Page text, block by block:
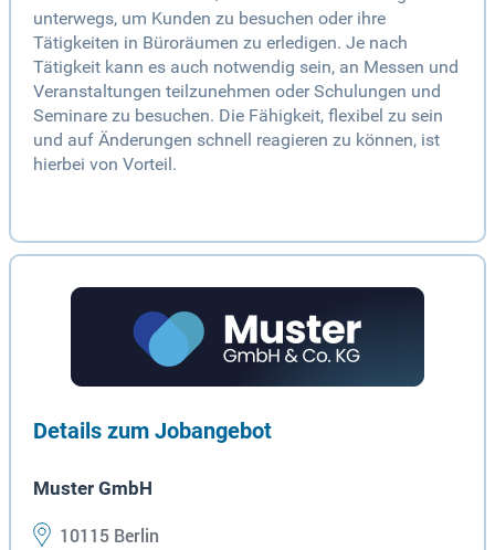
unterwegs, um Kunden zu besuchen oder ihre
Tätigkeiten in Büroräumen zu erledigen. Je nach
Tätigkeit kann es auch notwendig sein, an Messen und
Veranstaltungen teilzunehmen oder Schulungen und
Seminare zu besuchen. Die Fähigkeit, flexibel zu sein
und auf Änderungen schnell reagieren zu können, ist
hierbei von Vorteil.
Details zum Jobangebot
Muster GmbH
10115 Berlin